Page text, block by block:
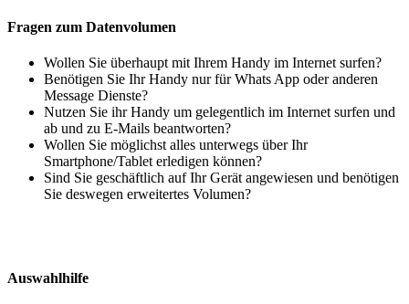
Fragen zum Datenvolumen
Wollen Sie überhaupt mit Ihrem Handy im Internet surfen?
Benötigen Sie Ihr Handy nur für Whats App oder anderen
Message Dienste?
Nutzen Sie ihr Handy um gelegentlich im Internet surfen und
ab und zu E-Mails beantworten?
Wollen Sie möglichst alles unterwegs über Ihr
Smartphone/Tablet erledigen können?
Sind Sie geschäftlich auf Ihr Gerät angewiesen und benötigen
Sie deswegen erweitertes Volumen?
Auswahlhilfe